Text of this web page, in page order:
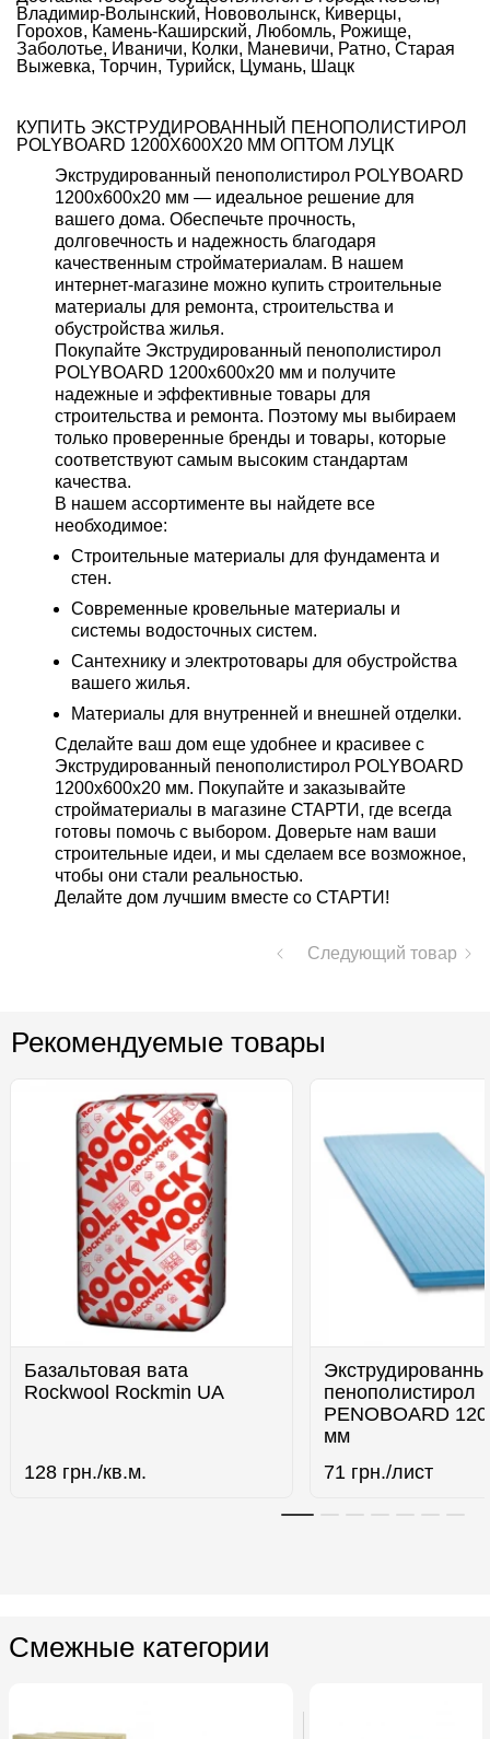
Владимир-Волынский, Нововолынск, Киверцы,
Горохов, Камень-Каширский, Любомль, Рожище,
Заболотье, Иваничи, Колки, Маневичи, Ратно, Старая
Выжевка, Торчин, Турийск, Цумань, Шацк
КУПИТЬ ЭКСТРУДИРОВАННЫЙ ПЕНОПОЛИСТИРОЛ
POLYBOARD 1200Х600Х20 ММ ОПТОМ ЛУЦК
Экструдированный пенополистирол POLYBOARD
1200х600х20 мм — идеальное решение для
вашего дома. Обеспечьте прочность,
долговечность и надежность благодаря
качественным стройматериалам. В нашем
интернет-магазине можно купить строительные
материалы для ремонта, строительства и
обустройства жилья.
Покупайте Экструдированный пенополистирол
POLYBOARD 1200х600х20 мм и получите
надежные и эффективные товары для
строительства и ремонта. Поэтому мы выбираем
только проверенные бренды и товары, которые
соответствуют самым высоким стандартам
качества.
В нашем ассортименте вы найдете все
необходимое:
Строительные материалы для фундамента и
стен.
Современные кровельные материалы и
системы водосточных систем.
Сантехнику и электротовары для обустройства
вашего жилья.
Материалы для внутренней и внешней отделки.
Сделайте ваш дом еще удобнее и красивее с
Экструдированный пенополистирол POLYBOARD
1200х600х20 мм. Покупайте и заказывайте
стройматериалы в магазине СТАРТИ, где всегда
готовы помочь с выбором. Доверьте нам ваши
строительные идеи, и мы сделаем все возможное,
чтобы они стали реальностью.
Делайте дом лучшим вместе со СТАРТИ!
Следующий товар
Рекомендуемые товары
Базальтовая вата
Rockwool Rockmin UA
128 грн./кв.м.
пенополистирол
PENOBOARD
мм
71 грн./лист
Смежные категории